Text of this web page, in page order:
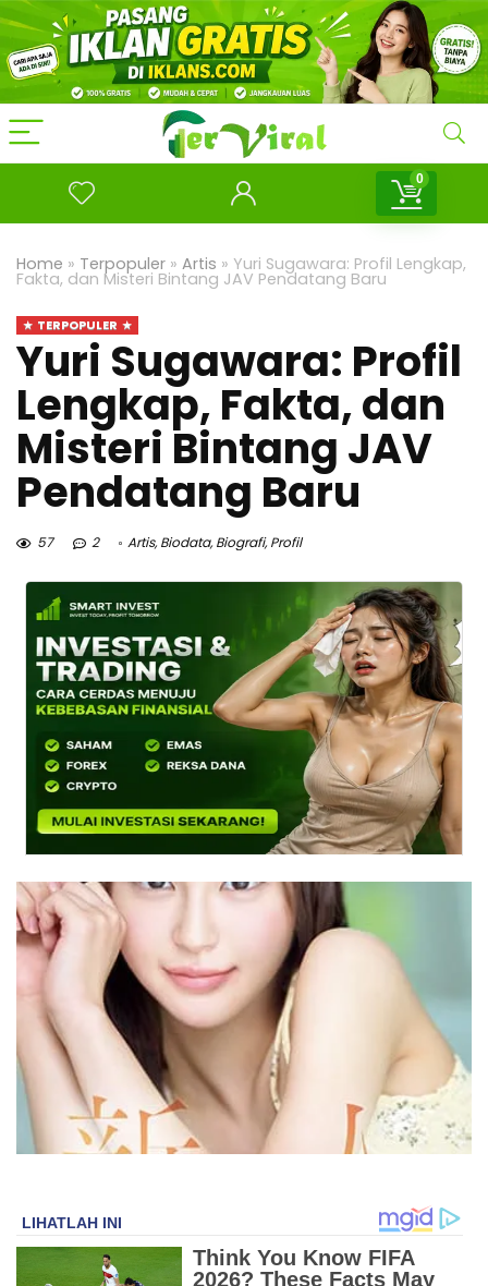
0
Home » Terpopuler » Artis » Yuri Sugawara: Profil Lengkap,
Fakta, dan Misteri Bintang JAV Pendatang Baru
TERPOPULER
Yuri Sugawara: Profil
Lengkap, Fakta, dan
Misteri Bintang JAV
Pendatang Baru
57 2 Artis,Biodata,Biografi,Profil